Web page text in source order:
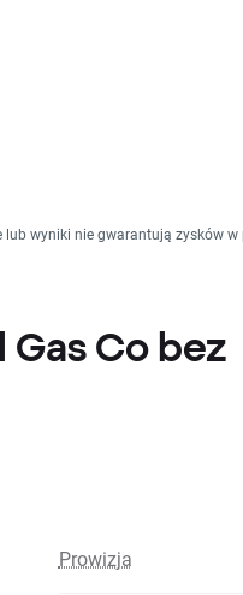
wyniki nie gwarantują zysków w
Gas Co bez
Prowizja